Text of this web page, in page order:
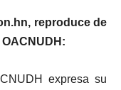
reproduce de
expresa su